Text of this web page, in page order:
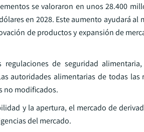
se valoraron en unos 28.400
en 2028. Este aumento ayudará
de productos y expansión de
de seguridad
autoridades alimentarias de todas las
no modificados.
y la apertura, el mercado de
del mercado.